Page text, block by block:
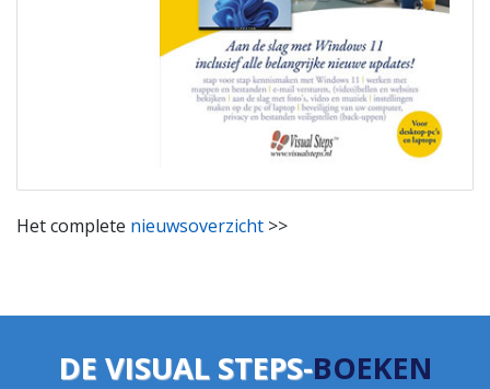
Het complete nieuwsoverzicht >>
DE VISUAL STEPS-BOEKEN